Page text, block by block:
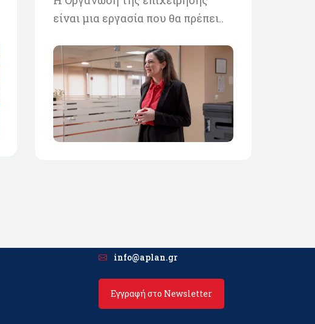
είναι μια εργασία που θα πρέπει..
info@aplan.gr
Εγγραφή στο Newsletter